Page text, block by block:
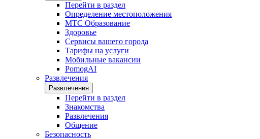
Перейти в раздел
Определение местоположения
МТС Образование
Здоровье
Сервисы вашего города
Тарифы на услуги
Мобильные вакансии
PomogAI
Развлечения
Развлечения
Перейти в раздел
Знакомства
Развлечения
Общение
Безопасность